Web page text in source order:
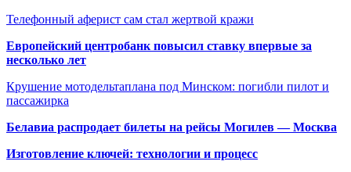
Телефонный аферист сам стал жертвой кражи
Европейский центробанк повысил ставку впервые за
несколько лет
Крушение мотодельтаплана под Минском: погибли пилот и
пассажирка
Белавиа распродает билеты на рейсы Могилев — Москва
Изготовление ключей: технологии и процесс